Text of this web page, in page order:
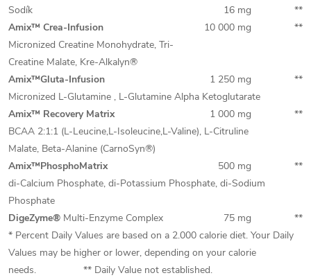
Sodík
16 mg
**
Amix™ Crea-Infusion
10 000 mg
**
Micronized Creatine Monohydrate, Tri-
Creatine Malate, Kre-Alkalyn®
Amix™Gluta-Infusion
1 250 mg
**
Micronized L-Glutamine , L-Glutamine Alpha Ketoglutarate
Amix™ Recovery Matrix
1 000 mg
**
BCAA 2:1:1 (L-Leucine,L-Isoleucine,L-Valine), L-Citruline
Malate, Beta-Alanine (CarnoSyn®)
Amix™PhosphoMatrix
500 mg
**
di-Calcium Phosphate, di-Potassium Phosphate, di-Sodium
Phosphate
DigeZyme® Multi-Enzyme Complex 75 mg
**
* Percent Daily Values are based on a 2.000 calorie diet. Your Daily
Values may be higher or lower, depending on your calorie
needs. ** Daily Value not established.